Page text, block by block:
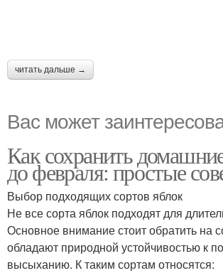
читать дальше →
Вас может
Как сохранить
до февраля: простые
Выбор подходящих сортов яблок
Не все сорта яблок подходят для
Основное внимание стоит обратить на
обладают природной устойчивостью к
высыханию. К таким сортам относятся: